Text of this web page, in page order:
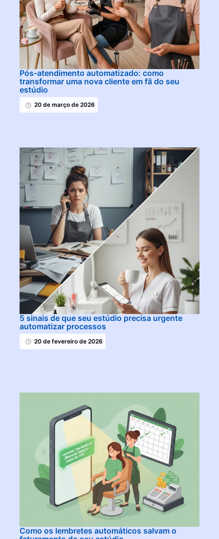
Pós-atendimento automatizado: como
transformar uma nova cliente em fã do seu
estúdio
20 de março de 2026
5 sinais de que seu estúdio precisa urgente
automatizar processos
20 de fevereiro de 2026
Como os lembretes automáticos salvam o